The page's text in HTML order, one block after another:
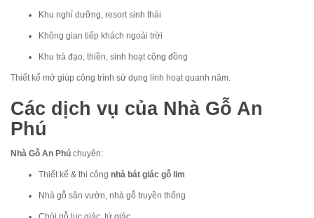
Khu nghỉ dưỡng, resort sinh thái
Không gian tiếp khách ngoài trời
Khu trà đạo, thiền, sinh hoạt cộng đồng
Thiết kế mở giúp công trình sử dụng linh hoạt quanh năm.
Các dịch vụ của Nhà Gỗ An
Phú
Nhà Gỗ An Phú chuyên:
Thiết kế & thi công nhà bát giác gỗ lim
Nhà gỗ sân vườn, nhà gỗ truyền thống